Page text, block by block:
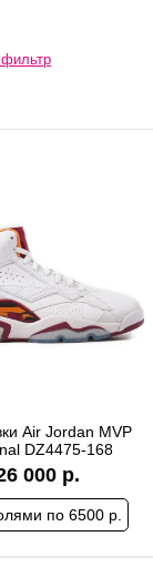
Air Jordan MVP
DZ4475-168
000 р.
по 6500 р.